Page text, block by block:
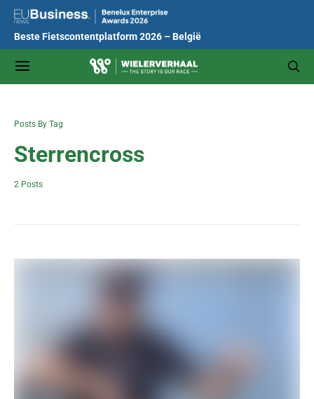
Beste Fietscontentplatform 2026 – België
Posts By Tag
Sterrencross
2 Posts